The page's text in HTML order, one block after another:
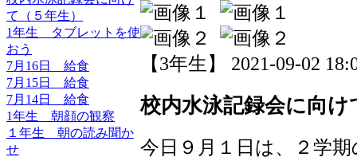
て（５年生）
1年生 タブレットを使
おう
7月16日 給食
7月15日 給食
7月14日 給食
1年生 朝顔の観察
１年生 朝の読み聞か
せ
【3年生】 2021-09-02
校内水泳記録会に向け
今日９月１日は、２学